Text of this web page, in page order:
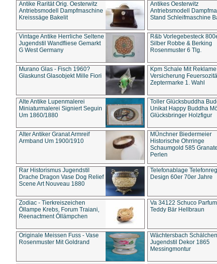
Antike Rarität Orig. Oesterwitz
Antriebsmodell Dampfmaschine
Kreisssäge Bakelit
Antikes Oesterwitz
Antriebsmodell
Stand Schleifmaschine
Vintage Antike Herrliche Seltene
Jugendstil Wandfliese Gemarkt
G West Germany
R&b Vorlegebesteck
Silber Robbe & Berking
Rosenmuster 6 Tlg.
Murano Glas - Fisch 1960?
Glaskunst Glasobjekt Mille Fiori
Kpm Schale Mit Reklame
Versicherung
Zeptermarke 1. Wahl
Alte Antike Lupenmalerei
Miniaturmalerei Signiert Seguin
Um 1860/1880
Toller Glücksbuddha
Unikat Happy Buddha
Glücksbringer Holzfigur
Alter Antiker Granat Armreif
Armband Um 1900/1910
MÜnchner Biedermeier
Historische Ohrringe
Schaumgold 585
Perlen
Rar Historismus Jugendstil
Drache Dragon Vase Dog Relief
Scene Art Nouveau 1880
Telefonablage
Design 60er 70er Jahre
Zodiac - Tierkreiszeichen
Öllampe Krebs, Forum Traiani,
Reenactment Öllämpchen
Va 34122 Schuco
Teddy Bär Hellbraun
Originale Meissen Fuss - Vase
Rosenmuster Mit Goldrand
Wächtersbach Schälchen
Jugendstil Dekor 1865
Messingmontur